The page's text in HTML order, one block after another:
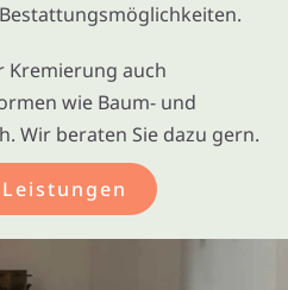
Kremierung auch
wie Baum- und
Wir beraten Sie dazu gern.